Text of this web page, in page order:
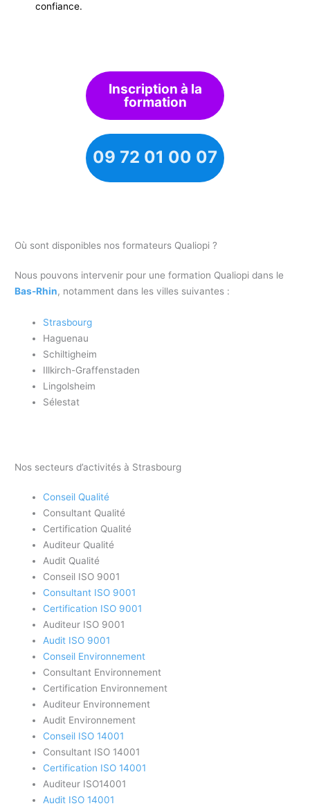
confiance.
Inscription à la
formation
09 72 01 00 07
Où sont disponibles nos formateurs Qualiopi ?
Nous pouvons intervenir pour une formation Qualiopi dans le
Bas-Rhin, notamment dans les villes suivantes :
Strasbourg
Haguenau
Schiltigheim
Illkirch-Graffenstaden
Lingolsheim
Sélestat
Nos secteurs d’activités à Strasbourg
Conseil Qualité
Consultant Qualité
Certification Qualité
Auditeur Qualité
Audit Qualité
Conseil ISO 9001
Consultant ISO 9001
Certification ISO 9001
Auditeur ISO 9001
Audit ISO 9001
Conseil Environnement
Consultant Environnement
Certification Environnement
Auditeur Environnement
Audit Environnement
Conseil ISO 14001
Consultant ISO 14001
Certification ISO 14001
Auditeur ISO14001
Audit ISO 14001